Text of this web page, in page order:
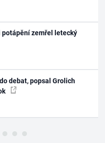
zemřel letecký
debat, popsal Grolich